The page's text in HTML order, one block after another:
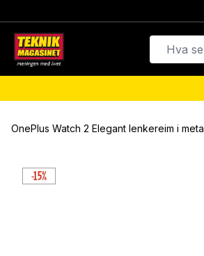
OnePlus Watch 2 Elegant lenkereim i
-15%